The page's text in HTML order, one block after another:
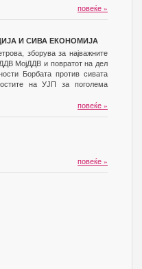
повеќе »
И СИВА ЕКОНОМИЈА
зборува за најважните
ДДВ МојДДВ и повратот на дел
Борбата против сивата
на УЈП за поголема
повеќе »
повеќе »